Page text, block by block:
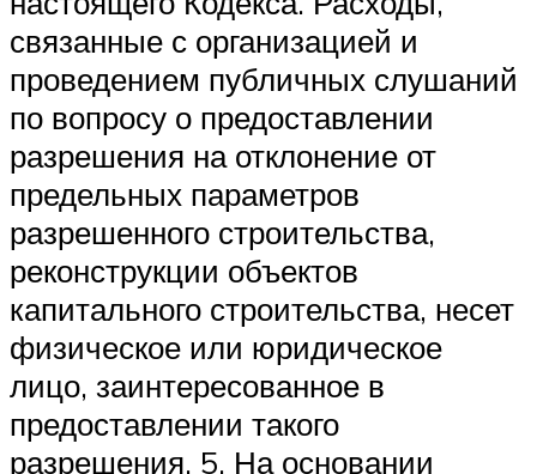
связанные с организацией и
проведением публичных слушаний
по вопросу о предоставлении
разрешения на отклонение от
предельных параметров
разрешенного строительства,
реконструкции объектов
капитального строительства, несет
физическое или юридическое
лицо, заинтересованное в
предоставлении такого
разрешения. 5. На основании